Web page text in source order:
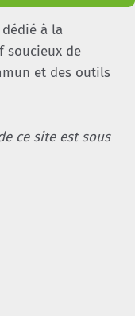
à la
soucieux de
et des outils
ce site est sous